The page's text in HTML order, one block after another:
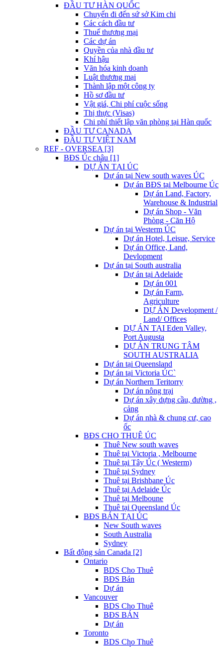
ĐẦU TƯ HÀN QUỐC
Chuyến đi đến sứ sở Kim chi
Các cách đầu tư
Thuế thương mại
Các dự án
Quyền của nhà đầu tư
Khí hậu
Văn hóa kinh doanh
Luật thương mại
Thành lập một công ty
Hồ sơ đầu tư
Vật giá, Chi phí cuộc sống
Thị thực (Visas)
Chi phí thiết lập văn phòng tại Hàn quốc
ĐẦU TƯ CANADA
ĐẦU TƯ VIỆT NAM
REF - OVERSEA [3]
BĐS Úc châu [1]
DỰ ÁN TẠI ÚC
Dự án tại New south waves ÚC
Dự án BĐS tại Melbourne Úc
Dự án Land, Factory,
Warehouse & Industrial
Dự án Shop - Văn
Phòng - Căn Hộ
Dự án tại Westerm ÚC
Dự án Hotel, Leisue, Service
Dự án Office, Land,
Devlopment
Dự án tại South australia
Dự án tại Adelaide
Dự án 001
Dự án Farm,
Agriculture
DỰ ÁN Development /
Land/ Offices
DỰ ÁN TẠI Eden Valley,
Port Augusta
DỰ ÁN TRUNG TÂM
SOUTH AUSTRALIA
Dự án tại Queensland
Dự án tại Victoria ÚC`
Dự án Northern Teritorry
Dự án nông trại
Dự án xây dựng cầu, đường ,
cảng
Dự án nhà & chung cư, cao
ốc
BĐS CHO THUÊ ÚC
Thuê New south waves
Thuê tại Victoria , Melbourne
Thuê tại Tây Úc ( Westerm)
Thuê tại Sydney
Thuê tại Brishbane Úc
Thuê tại Adelaide Úc
Thuê tại Melboune
Thuê tại Queensland Úc
BĐS BÁN TẠI ÚC
New South waves
South Australia
Sydney
Bất động sản Canada [2]
Ontario
BDS Cho Thuê
BĐS Bán
Dự án
Vancouver
BDS Cho Thuê
BĐS BÁN
Dự án
Toronto
BDS Cho Thuê